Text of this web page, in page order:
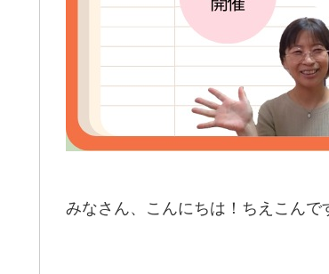
みなさん、こんにちは！ちえこんで